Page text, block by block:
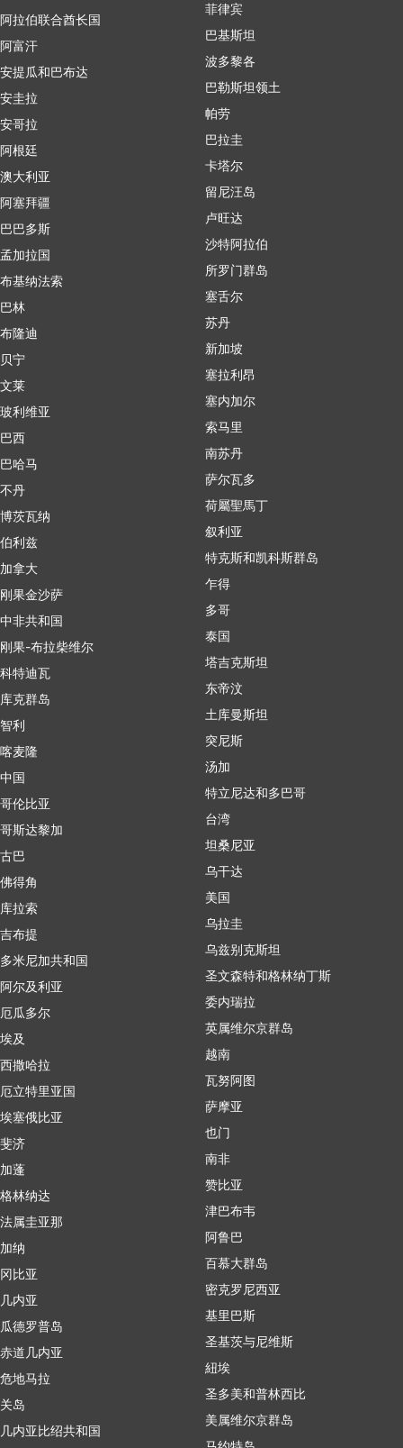
阿拉伯联合酋长国
阿富汗
安提瓜和巴布达
安圭拉
安哥拉
阿根廷
澳大利亚
阿塞拜疆
巴巴多斯
孟加拉国
布基纳法索
巴林
布隆迪
贝宁
文莱
玻利维亚
巴西
巴哈马
不丹
博茨瓦纳
伯利兹
加拿大
刚果金沙萨
中非共和国
刚果-布拉柴维尔
科特迪瓦
库克群岛
智利
喀麦隆
中国
哥伦比亚
哥斯达黎加
古巴
佛得角
库拉索
吉布提
多米尼加共和国
阿尔及利亚
厄瓜多尔
埃及
西撒哈拉
厄立特里亚国
埃塞俄比亚
斐济
加蓬
格林纳达
法属圭亚那
加纳
冈比亚
几内亚
瓜德罗普岛
赤道几内亚
危地马拉
关岛
几内亚比绍共和国
菲律宾
巴基斯坦
波多黎各
巴勒斯坦领土
帕劳
巴拉圭
卡塔尔
留尼汪岛
卢旺达
沙特阿拉伯
所罗门群岛
塞舌尔
苏丹
新加坡
塞拉利昂
塞内加尔
索马里
南苏丹
萨尔瓦多
荷屬聖馬丁
叙利亚
特克斯和凯科斯群岛
乍得
多哥
泰国
塔吉克斯坦
东帝汶
土库曼斯坦
突尼斯
汤加
特立尼达和多巴哥
台湾
坦桑尼亚
乌干达
美国
乌拉圭
乌兹别克斯坦
圣文森特和格林纳丁斯
委内瑞拉
英属维尔京群岛
越南
瓦努阿图
萨摩亚
也门
南非
赞比亚
津巴布韦
阿鲁巴
百慕大群岛
密克罗尼西亚
基里巴斯
圣基茨与尼维斯
紐埃
圣多美和普林西比
美属维尔京群岛